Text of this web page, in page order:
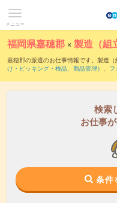
メニュー
福岡県嘉穂郡 ×製造（組
嘉穂郡の派遣のお仕事情報です。製造（
け・ピッキング・検品、商品管理） 、 フ
検索
お仕事
条件